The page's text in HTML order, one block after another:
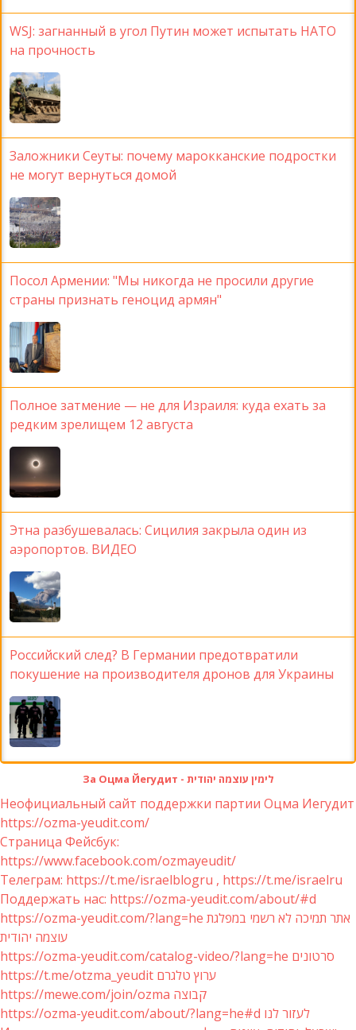
WSJ: загнанный в угол Путин может испытать НАТО
на прочность
Заложники Сеуты: почему марокканские подростки
не могут вернуться домой
Посол Армении: "Мы никогда не просили другие
страны признать геноцид армян"
Полное затмение — не для Израиля: куда ехать за
редким зрелищем 12 августа
Этна разбушевалась: Сицилия закрыла один из
аэропортов. ВИДЕО
Российский след? В Германии предотвратили
покушение на производителя дронов для Украины
За Оцма Йегудит - לימין עוצמה יהודית
Неофициальный сайт поддержки партии Оцма Иегудит
https://ozma-yeudit.com/
Страница Фейсбук:
https://www.facebook.com/ozmayeudit/
Телеграм: https://t.me/israelblogru , https://t.me/israelru
Поддержать нас: https://ozma-yeudit.com/about/#d
https://ozma-yeudit.com/?lang=he אתר תמיכה לא רשמי במפלגת
עוצמה יהודית
https://ozma-yeudit.com/catalog-video/?lang=he סרטונים
https://t.me/otzma_yeudit ערוץ טלגרם
https://mewe.com/join/ozma קבוצה
https://ozma-yeudit.com/about/?lang=he#d לעזור לנו